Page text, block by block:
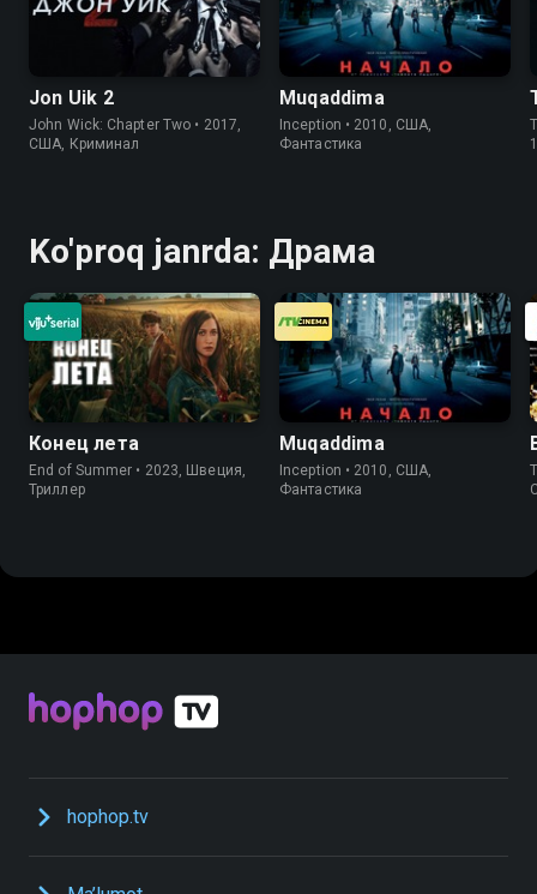
Jon Uik 2
John Wick: Chapter Two • 2017,
США, Криминал
Muqaddima
Inception • 2010, США,
Фантастика
Ko'proq janrda: Драма
Конец лета
End of Summer • 2023, Швеция,
Триллер
Muqaddima
Inception • 2010, США,
Фантастика
hophop.tv